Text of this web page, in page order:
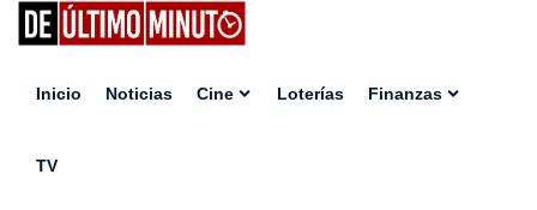
Inicio Noticias Cine Loterías Finanzas
TV